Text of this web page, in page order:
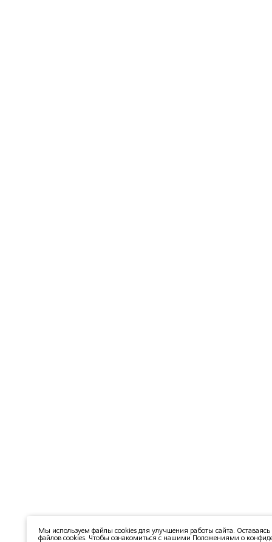
Мы используем файлы cookies для улучшения работы сайта.
файлов cookies. Чтобы ознакомиться с нашими Положениями о